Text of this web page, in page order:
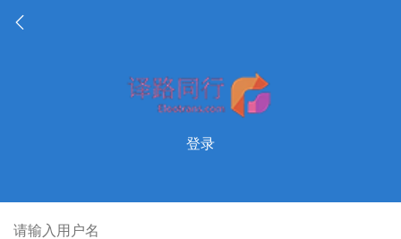
登录